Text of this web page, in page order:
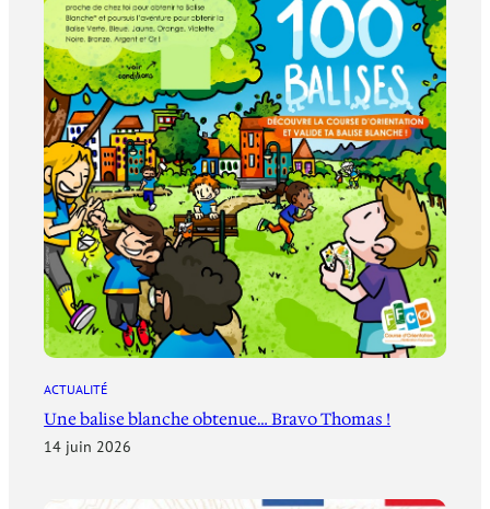
ACTUALITÉ
Une balise blanche obtenue… Bravo Thomas !
14 juin 2026